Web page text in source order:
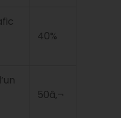
40%
50â‚¬